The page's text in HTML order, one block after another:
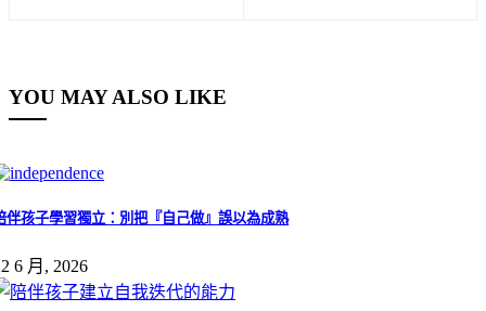
YOU MAY ALSO LIKE
伴孩子學習獨立：別把『自己做』誤以為成熟
6 月, 2026